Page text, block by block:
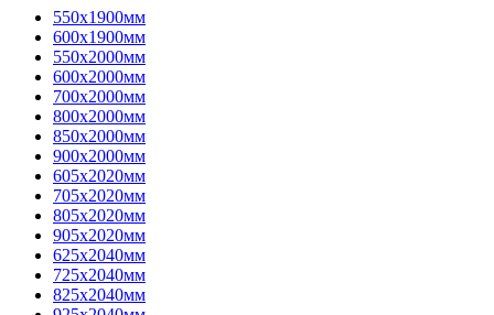
550х1900мм
600х1900мм
550х2000мм
600х2000мм
700х2000мм
800х2000мм
850х2000мм
900х2000мм
605х2020мм
705х2020мм
805х2020мм
905х2020мм
625х2040мм
725х2040мм
825х2040мм